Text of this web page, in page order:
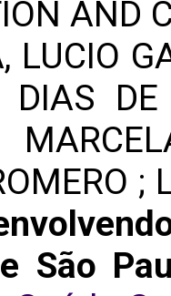
AND
LUCIO
DIAS
;
São